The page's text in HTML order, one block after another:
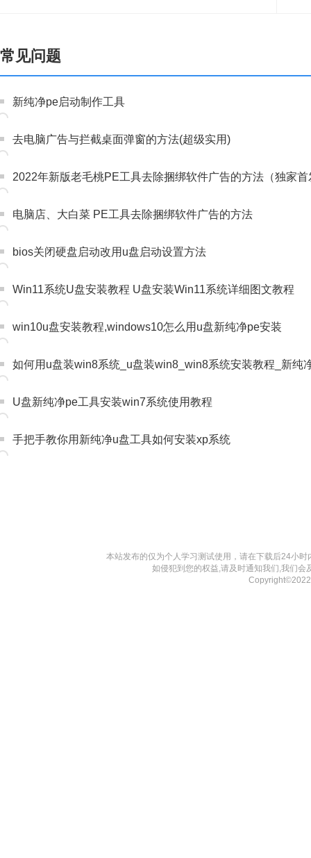
常见问题
新纯净pe启动制作工具
去电脑广告与拦截桌面弹窗的方法(超级实用)
2022年新版老毛桃PE工具去除捆绑软件广告的方法（独家首
电脑店、大白菜 PE工具去除捆绑软件广告的方法
bios关闭硬盘启动改用u盘启动设置方法
Win11系统U盘安装教程 U盘安装Win11系统详细图文教程
win10u盘安装教程,windows10怎么用u盘新纯净pe安装
如何用u盘装win8系统_u盘装win8_win8系统安装教程_新纯
U盘新纯净pe工具安装win7系统使用教程
手把手教你用新纯净u盘工具如何安装xp系统
本站发布的仅为个人学习测试使用，请在下载后24小
如侵犯到您的权益,请及时通知我们,我们